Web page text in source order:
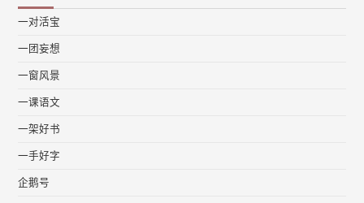
一对活宝
一团妄想
一窗风景
一课语文
一架好书
一手好字
企鹅号